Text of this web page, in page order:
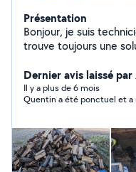
Présentation
Bonjour, je suis
trouve toujours une
bientôt !
Dernier avis laissé
Il y a plus de 6 mois
Quentin a été ponctuel et a